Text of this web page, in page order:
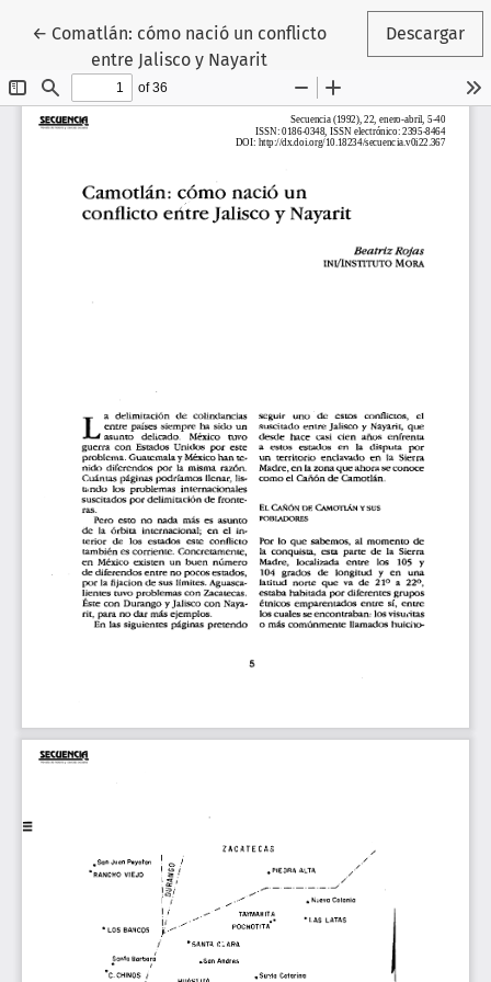
← Volver a los detalles del artículo
Comatlán: cómo nació un conflicto
entre Jalisco y Nayarit
Descargar